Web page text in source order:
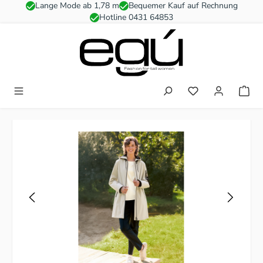
Zum Hauptinhalt springen
Lange Mode ab 1,78 m
Bequemer Kauf auf Rechnung
Hotline 0431 64853
Du hast 0
Bildergalerie überspringen